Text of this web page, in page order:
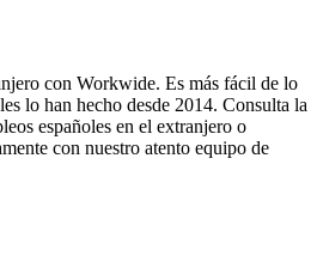
con Workwide. Es más fácil de lo
lo han hecho desde 2014. Consulta la
españoles en el extranjero o
con nuestro atento equipo de